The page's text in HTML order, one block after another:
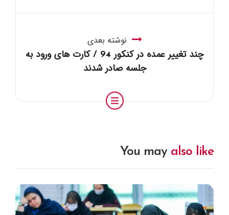
نوشته بعدی
چند تغییر عمده در کنکور 94 / کارت های ورود به
جلسه صادر شدند
You may also like